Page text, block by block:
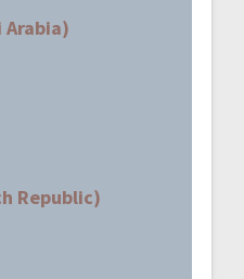
Arabia)
Republic)